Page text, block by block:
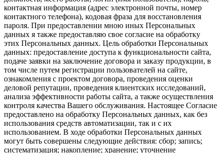
контактная информация (адрес электронной почты, номер
контактного телефона), кодовая фраза для восстановления
пароля. При предоставлении мною иных Персональных
данных я также предоставляю свое согласие на обработку
этих Персональных данных. Цель обработки Персональных
данных: предоставление доступа к функциональности сайта,
подаче заявки на заключение договора и заказу продукции, в
том числе путем регистрации пользователей на сайте,
ознакомления с проектом договора, проведения оценки
деловой репутации, проведения клиентских исследований,
анализа эффективности работы сайта, а также осуществления
контроля качества Вашего обслуживания. Настоящее Согласие
предоставлено на обработку Персональных данных, как без
использования средств автоматизации, так и с их
использованием. В ходе обработки Персональных данных
могут быть совершены следующие действия: сбор; запись;
систематизация; накопление; хранение; уточнение